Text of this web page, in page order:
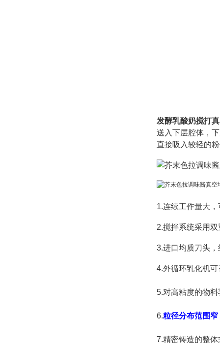
发酵乳酸奶搅打
送入下层腔体，
直接吸入较轻的
1.连续工作量大，
2.搅拌系统采用
3.进口均质刀头
4.外循环乳化机
5.对高粘度的物
6.粒径分布范围窄
7.精密铸造的整